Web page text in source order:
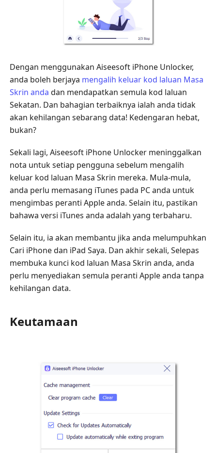
Dengan menggunakan Aiseesoft iPhone Unlocker,
anda boleh berjaya mengalih keluar kod laluan Masa
Skrin anda dan mendapatkan semula kod laluan
Sekatan. Dan bahagian terbaiknya ialah anda tidak
akan kehilangan sebarang data! Kedengaran hebat,
bukan?
Sekali lagi, Aiseesoft iPhone Unlocker meninggalkan
nota untuk setiap pengguna sebelum mengalih
keluar kod laluan Masa Skrin mereka. Mula-mula,
anda perlu memasang iTunes pada PC anda untuk
mengimbas peranti Apple anda. Selain itu, pastikan
bahawa versi iTunes anda adalah yang terbaharu.
Selain itu, ia akan membantu jika anda melumpuhkan
Cari iPhone dan iPad Saya. Dan akhir sekali, Selepas
membuka kunci kod laluan Masa Skrin anda, anda
perlu menyediakan semula peranti Apple anda tanpa
kehilangan data.
Keutamaan